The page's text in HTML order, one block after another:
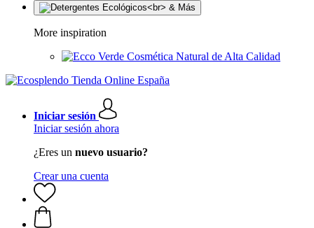
More inspiration
Cosmética Natural de Alta Calidad
Iniciar sesión
Iniciar sesión ahora
¿Eres un nuevo usuario?
Crear una cuenta